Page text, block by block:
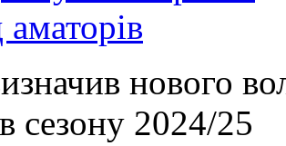
нового
сезону 2024/25